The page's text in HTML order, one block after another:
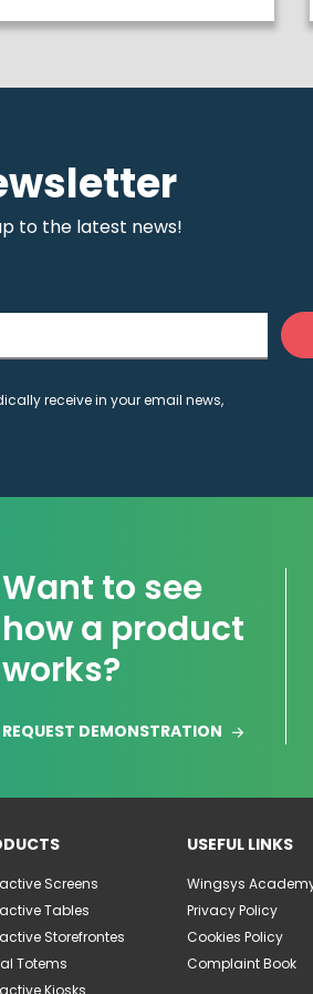
to the latest news!
receive in your email news,
Want to see
how a product
works?
REQUEST DEMONSTRATION
Screens
Tables
Storefrontes
Totems
Kiosks
USEFUL LINKS
Wingsys
Privacy Policy
Cookies Policy
Complaint Book